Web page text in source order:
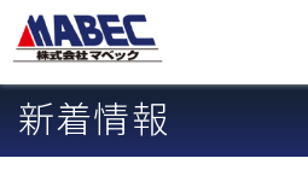
新着情報